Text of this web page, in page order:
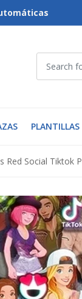
PLANTILLAS
Red Social Tiktok